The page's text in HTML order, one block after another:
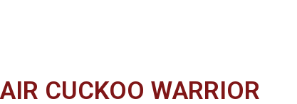
CUCKOO WARRIOR